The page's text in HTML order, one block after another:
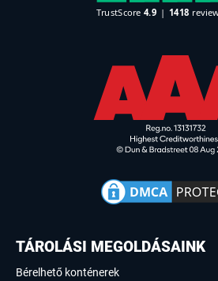
TÁROLÁSI MEGOLDÁSAINK
Bérelhető konténerek